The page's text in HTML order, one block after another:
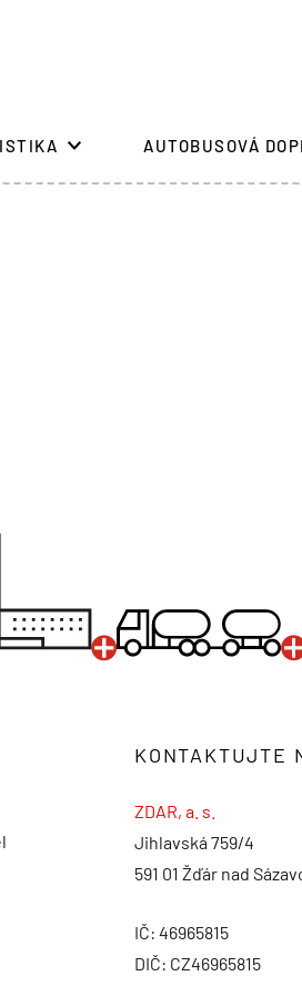
AUTOBUSOVÁ
KONTAKTUJTE
ZDAR, a. s.
Jihlavská 759/4
591 01 Žďár nad
IČ: 46965815
DIČ: CZ46965815